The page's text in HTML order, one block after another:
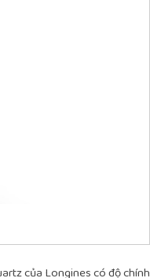
của Longines có độ chính